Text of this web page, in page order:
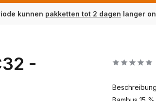
kunnen pakketten tot 2 dagen langer
-